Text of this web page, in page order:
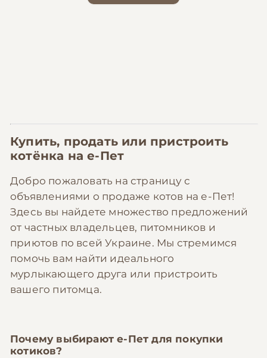
Купить, продать или пристроить
котёнка нае-Пет
Добро пожаловать на страницу с
объявлениями о продаже котов на е-Пет!
Здесь вы найдете множество предложений
от частных владельцев, питомников и
приютов по всей Украине. Мы стремимся
помочь вам найти идеального
мурлыкающего друга или пристроить
вашего питомца.
Почему выбираюте-Пет для покупки
котиков?